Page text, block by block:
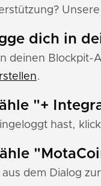
dich in
deinen Blockpit-
.
"+
hast,
dem Dialog